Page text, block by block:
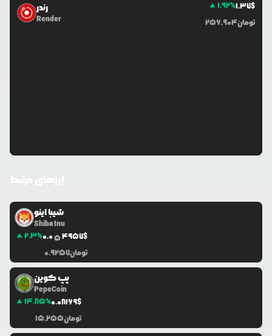
رندر
Render
1.92%1.37$
256,904تومان
شیبا اینو
Shiba Inu
2.3%0.054957$
0.9257تومان
پپ کوین
PepeCoin
14.85%0.08169$
15,255تومان